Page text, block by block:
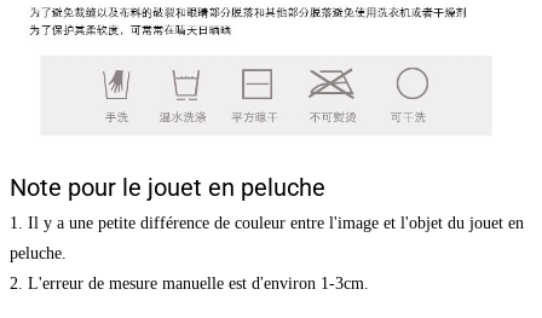
Note pour le jouet en peluche
1. Il y a une petite différence de couleur entre l'image et l'objet du jouet en
peluche.
2. L'erreur de mesure manuelle est d'environ 1-3cm.